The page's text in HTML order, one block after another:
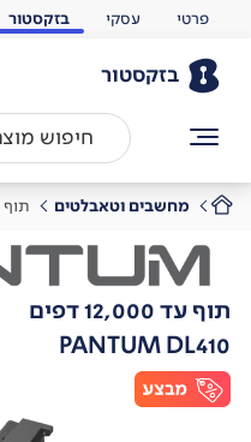
פרטי עסקי בזקסטור
בזקסטור
מחשבים וטאבלטים תוף עד
תוף עד 12,000 דפים
PANTUM DL410